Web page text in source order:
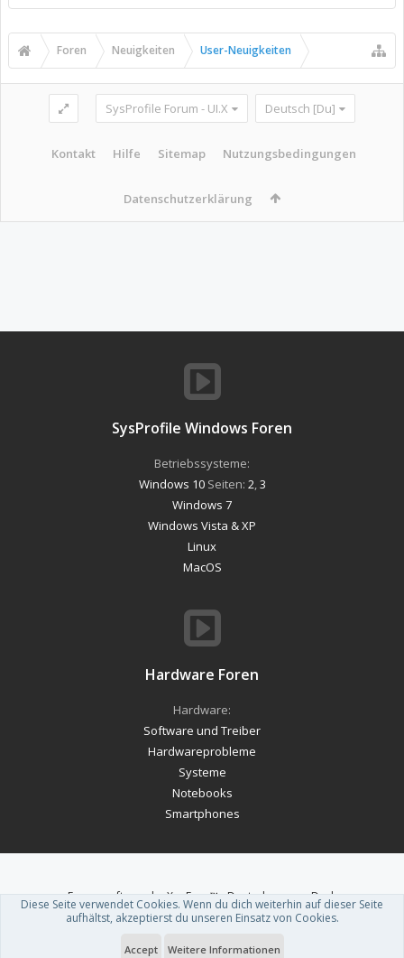
Foren Neuigkeiten User-Neuigkeiten
SysProfile Forum - UI.X Deutsch [Du]
Kontakt Hilfe Sitemap Nutzungsbedingungen
Datenschutzerklärung
SysProfile Windows Foren
Betriebssysteme:
Windows 10Seiten: 2 3
Windows 7
Windows Vista & XP
Linux
MacOS
Hardware Foren
Hardware:
Software und Treiber
Hardwareprobleme
Systeme
Notebooks
Smartphones
Forum software by XenForo™-Deutsch von xenDach
Theme designed byThemeHouse .
Diese Seite verwendet Cookies. Wenn du dich weiterhin auf dieser Seite
aufhältst, akzeptierst du unseren Einsatz von Cookies.
Accept Weitere Informationen